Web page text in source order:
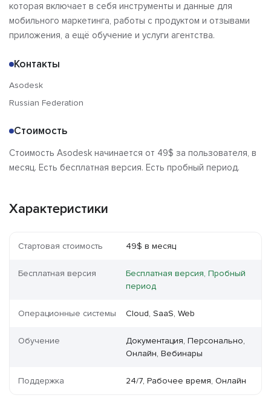
которая включает в себя инструменты и данные для
мобильного маркетинга, работы с продуктом и отзывами
приложения, а ещё обучение и услуги агентства.
Контакты
Asodesk
Russian Federation
Стоимость
Стоимость Asodesk начинается от 49$ за пользователя, в
месяц. Есть бесплатная версия. Есть пробный период.
Характеристики
Стартовая стоимость 49$ в месяц
Бесплатная версия
Бесплатная версия, Пробный
период
Операционные системы Cloud, SaaS, Web
Обучение
Документация, Персонально,
Онлайн, Вебинары
Поддержка 24/7, Рабочее время, Онлайн